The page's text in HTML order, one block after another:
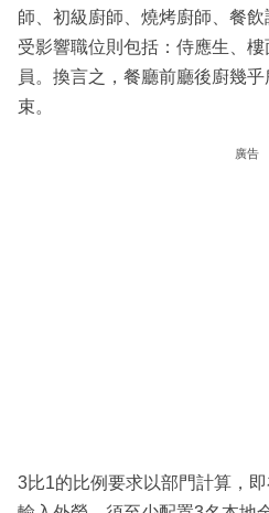
師、初級廚師、燒烤廚師、餐
受影響職位則包括：侍應生、
員。換言之，餐廳前廳後廚幾
束。
廣告
3比1的比例要求以部門計算，